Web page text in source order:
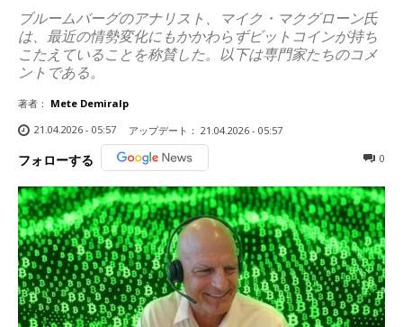
ブルームバーグのアナリスト、マイク・マクグローン氏
は、最近の情勢変化にもかかわらずビットコインが持ち
こたえていることを称賛した。以下は専門家たちのコメ
ントである。
著者： Mete Demiralp
21.04.2026 - 05:57
アップデート： 21.04.2026 - 05:57
フォローする 0